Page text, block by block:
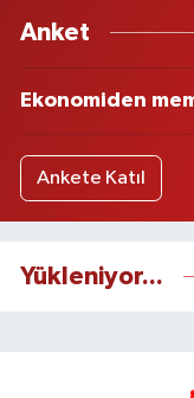
Anket
Ekonomiden
Ankete Katıl
Yükleniyor...